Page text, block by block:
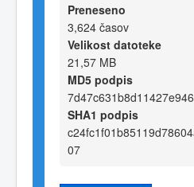
Preneseno
3,624 časov
Velikost datoteke
21,57 MB
MD5 podpis
SHA1 podpis
07